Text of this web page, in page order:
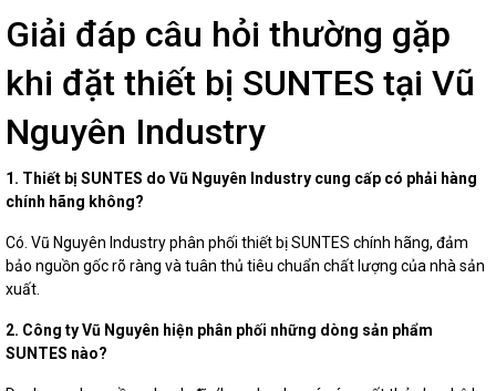
Giải đáp câu hỏi thường gặp
khi đặt thiết bị SUNTES tại Vũ
Nguyên Industry
1. Thiết bị SUNTES do Vũ Nguyên Industry cung cấp có phải hàng
chính hãng không?
Có. Vũ Nguyên Industry phân phối thiết bị SUNTES chính hãng, đảm
bảo nguồn gốc rõ ràng và tuân thủ tiêu chuẩn chất lượng của nhà sản
xuất.
2. Công ty Vũ Nguyên hiện phân phối những dòng sản phẩm
SUNTES nào?